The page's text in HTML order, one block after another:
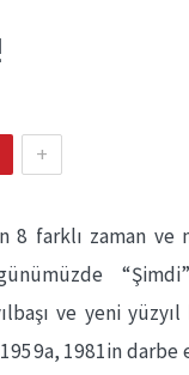
+
8 farklı zaman ve
ve yeni
1981in darbe